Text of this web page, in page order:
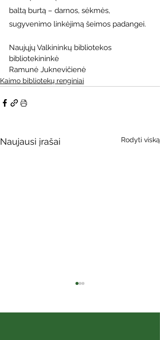
baltą burtą – darnos, sėkmės,
sugyvenimo linkėjimą šeimos padangei.
Naujųjų Valkininkų bibliotekos
bibliotekininkė
Ramunė Juknevičienė
Kaimo bibliotekų renginiai
Naujausi įrašai Rodyti viską